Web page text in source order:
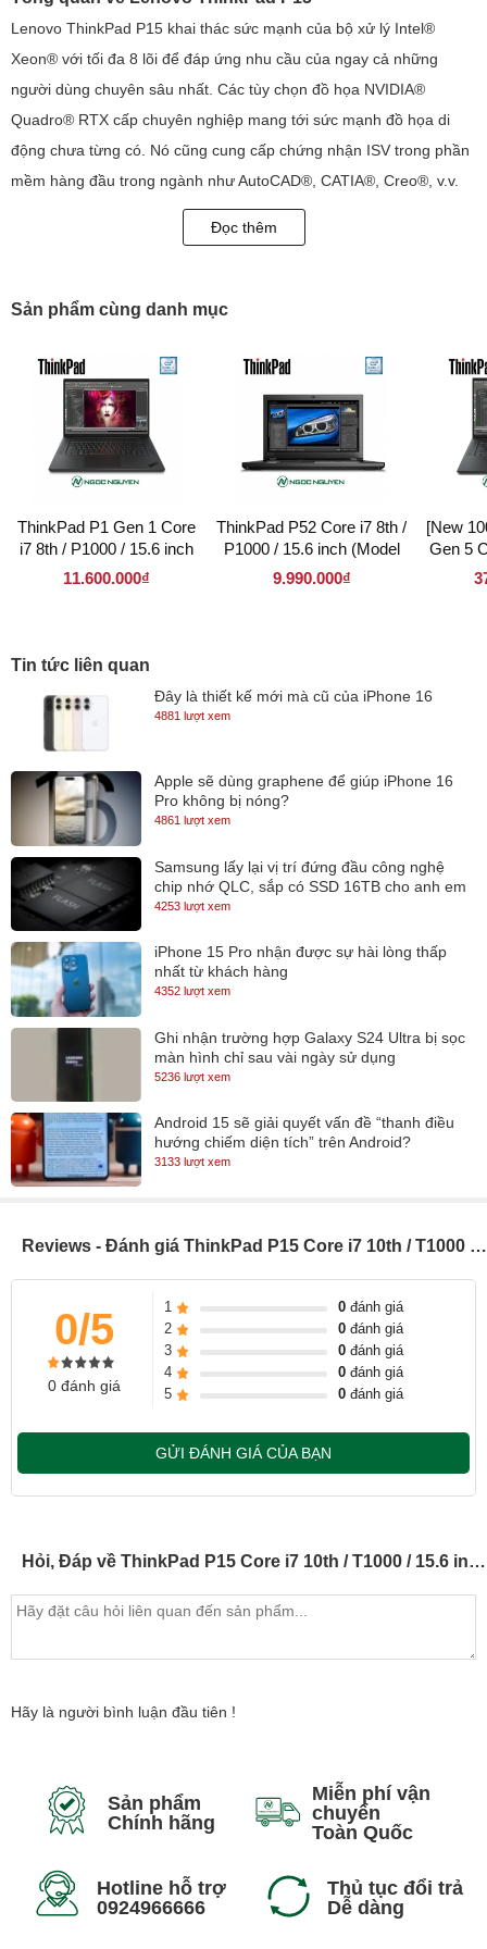
Lenovo ThinkPad P15 khai thác sức mạnh của bộ xử lý Intel®
Xeon® với tối đa 8 lõi để đáp ứng nhu cầu của ngay cả những
người dùng chuyên sâu nhất. Các tùy chọn đồ họa NVIDIA®
Quadro® RTX cấp chuyên nghiệp mang tới sức mạnh đồ họa di
động chưa từng có. Nó cũng cung cấp chứng nhận ISV trong phần
mềm hàng đầu trong ngành như AutoCAD®, CATIA®, Creo®, v.v.
Chế độ siêu hiệu suất của máy trạm di động ThinkPad P15 tối đa
hóa hiệu suất hệ thống trong thời gian làm việc căng thẳng. Trong
giúp thiết bị của chúng ta hoạt động nhanh chóng và hiệu quả.
nó mang lại âm lượng nâng cao mà không bị biến dạng, giúp
chúng ta đắm chìm trong trải nghiệm âm thanh và hình ảnh tuyệt
Lenovo ThinkPad P15 mang tới cho người dùng khả năng kết nối
tiên tiến nhất, với Các tùy chọn WLAN và WWAN bao gồm WiFi mới
nhất 6. Hơn nữa, chỉ với một nút chạm, chúng ta có thể dễ dàng trả
lời, thực hiện và ngắt kết nối khỏi các cuộc gọi hội nghị bằng cách
dùng các phím chức năng F9-F11.
Lenovo ThinkPad P15 giữ cho dữ liệu quan trọng của chúng ta
được bảo vệ an toàn. Đầu đọc dấu vân tay trên chip mã hóa dữ
liệu sinh trắc học của chúng ta trên hệ thống. Tương tự như vậy,
với Mô-đun nền tảng đáng tin cậy (dTPM) rời rạc, thông tin của
chúng ta vẫn được mã hóa, giảm đáng kể mọi khả năng bị tấn
công. Ngoài ra, nếu hệ thống của chúng ta bị hỏng, BIOS tự phục
Tính năng Lenovo ThinkPad P15
Lenovo ThinkPad P15 khai thác sức mạnh của bộ vi xử lý Intel®
những mục đích sử dụng chuyên sâu nhất. Và các tùy chọn đồ họa
họa di động chưa từng có. Nó cũng cung cấp chứng nhận ISV
trong phần mềm hàng đầu trong ngành như AutoCAD®, CATIA®,
Lenovo Thinkpad P15 đã loại bỏ những ràng buộc của các thế hệ
máy trạm trước bằng cách cho phép chúng ta tự do ghép nối bất kỳ
Đọc thêm
Sản phẩm cùng danh mục
ThinkPad P1 Gen 1 Core
i7 8th / P1000 / 15.6 inch
(Model 2018)
11.600.000₫
ThinkPad P52 Core i7 8th /
P1000 / 15.6 inch (Model
2018)
9.990.000₫
[New
Gen 5
Tin tức liên quan
Đây là thiết kế mới mà cũ của iPhone 16
4881 lượt xem
Apple sẽ dùng graphene để giúp iPhone 16
Pro không bị nóng?
4861 lượt xem
Samsung lấy lại vị trí đứng đầu công nghệ
chip nhớ QLC, sắp có SSD 16TB cho anh em
lưu trữ
4253 lượt xem
iPhone 15 Pro nhận được sự hài lòng thấp
nhất từ khách hàng
4352 lượt xem
Ghi nhận trường hợp Galaxy S24 Ultra bị sọc
màn hình chỉ sau vài ngày sử dụng
5236 lượt xem
Android 15 sẽ giải quyết vấn đề “thanh điều
hướng chiếm diện tích” trên Android?
3133 lượt xem
Reviews - Đánh giá ThinkPad P15 Core i7 10th / T1000 / 15.6 inch (Model 2020)
0/5
0 đánh giá
1 0đánh giá
2
0đánh giá
3
0đánh giá
4
0đánh giá
5
0đánh giá
GỬI ĐÁNH GIÁ CỦA BẠN
Hỏi, Đáp về ThinkPad P15 Core i7 10th / T1000 / 15.6 inch (Model 2020)
Hãy là người bình luận đầu tiên !
Sản phẩm
Chính hãng
Miễn phí vận
chuyển
Toàn Quốc
Hotline hỗ trợ
0924966666
Thủ tục đổi trả
Dễ dàng